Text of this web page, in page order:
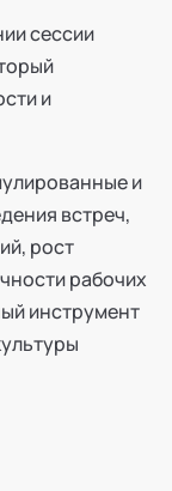
сессии
и
и
встреч,
рост
рабочих
инструмент